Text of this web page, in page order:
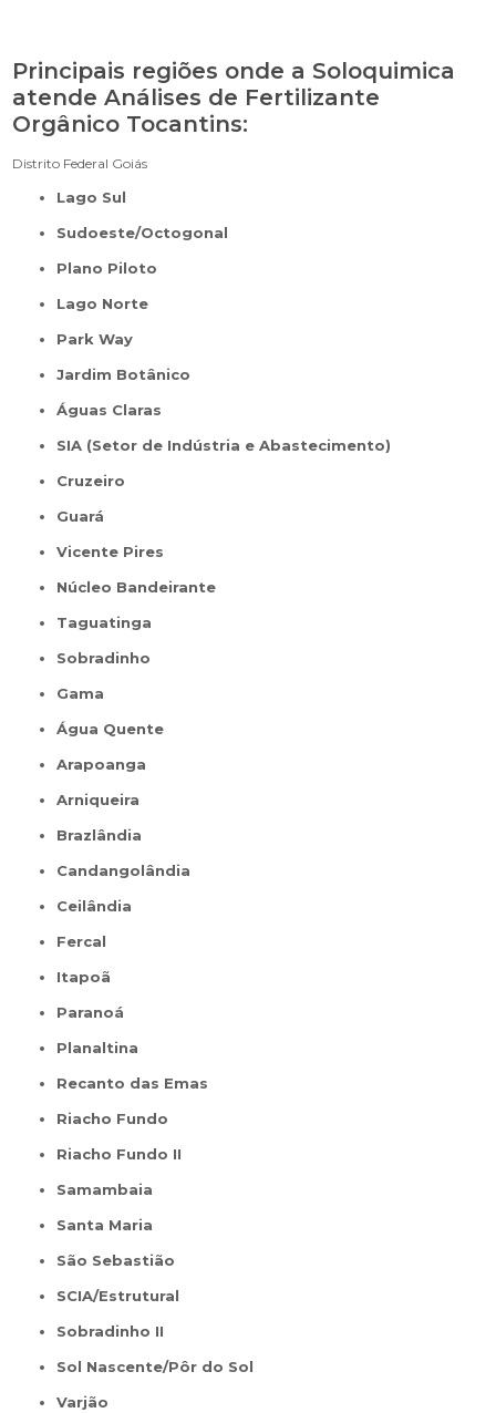
Principais regiões onde a Soloquimica
atende Análises de Fertilizante
Orgânico Tocantins:
Distrito Federal Goiás
Lago Sul
Sudoeste/Octogonal
Plano Piloto
Lago Norte
Park Way
Jardim Botânico
Águas Claras
SIA (Setor de Indústria e Abastecimento)
Cruzeiro
Guará
Vicente Pires
Núcleo Bandeirante
Taguatinga
Sobradinho
Gama
Água Quente
Arapoanga
Arniqueira
Brazlândia
Candangolândia
Ceilândia
Fercal
Itapoã
Paranoá
Planaltina
Recanto das Emas
Riacho Fundo
Riacho Fundo II
Samambaia
Santa Maria
São Sebastião
SCIA/Estrutural
Sobradinho II
Sol Nascente/Pôr do Sol
Varjão